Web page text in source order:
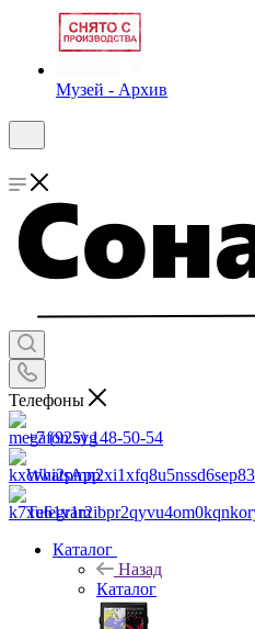
Музей - Архив
Телефоны
+7 (925) 148-50-54
WhatsApp
Telegram
Каталог
Назад
Каталог